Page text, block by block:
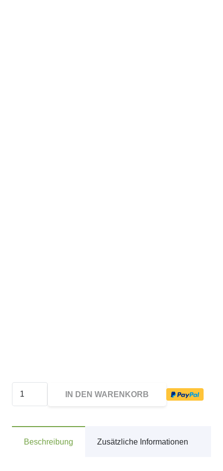
4630
Menge
IN DEN WARENKORB
Beschreibung Zusätzliche Informationen